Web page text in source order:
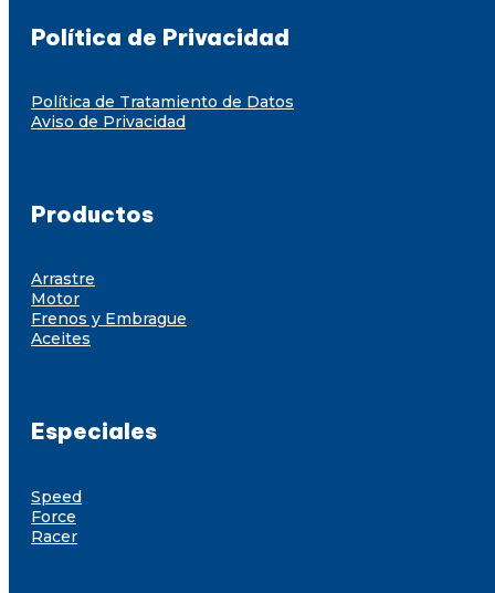
Política de Privacidad
Política de Tratamiento de Datos
Aviso de Privacidad
Productos
Arrastre
Motor
Frenos y Embrague
Aceites
Especiales
Speed
Force
Racer